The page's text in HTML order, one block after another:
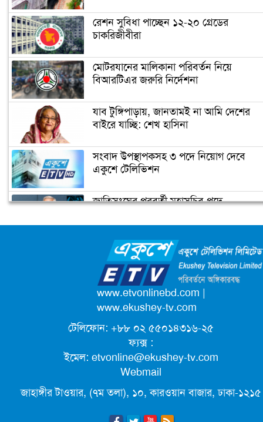
নারায়ণগঞ্জ পাসপোর্ট অফিসে ভাঙচুর,
কানাডা প্রবাসী আটক
করলো সন্ত্রাসীরা
ডিসির বাসভবনে পুলিশ কনস্টেবলের
আত্মহত্যা
উপজেলা ছাত্রলীগের নতুন কমিটি
আনন্দ মিছিল
রেশন সুবিধা পাচ্ছেন ১২-২০ গ্রেডের
চাকরিজীবীরা
মোটরযানের মালিকানা পরিবর্তন নিয়ে
বিআরটিএর জরুরি নির্দেশনা
যাব টুঙ্গিপাড়ায়, জানতামই না আমি দেশের
বাইরে যাচ্ছি: শেখ হাসিনা
সংবাদ উপস্থাপকসহ ৩ পদে নিয়োগ দেবে
একুশে টেলিভিশন
জাতিসংঘের পরবর্তী মহাসচিব পদে
ক্যাম্পাস অ্যাম্বাসেডর নিয়োগ দিচ্ছে একুশে
টেলিভিশন
পদোন্নতি পেয়ে সচিব হলেন ২ কর্মকর্তা
লিগ্যাল এইডের মাধ্যমে সন্তান ফিরে পেল
সেই কিশোরী মা জুঁই
জেট ফুয়েলের দাম কমলো লিটারে ১৯ টাকা
www.etvonlinebd.com |
www.ekushey-tv.com
টেলিফোন: +৮৮ ০২ ৫৫০১৪৩১৬-২৫
ফ্যক্স :
ইমেল: etvonline@ekushey-tv.com
Webmail
জাহাঙ্গীর টাওয়ার, (৭ম তলা), ১০, কারওয়ান বাজার, ঢাকা-১২১৫